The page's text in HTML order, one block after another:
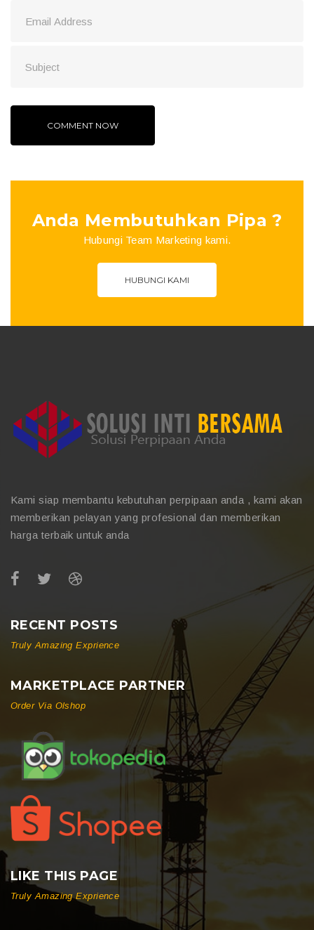
Anda Membutuhkan Pipa ?
Hubungi Team Marketing kami.
HUBUNGI KAMI
Kami siap membantu kebutuhan perpipaan anda , kami akan
memberikan pelayan yang profesional dan memberikan
harga terbaik untuk anda
RECENT POSTS
Truly Amazing Exprience
MARKETPLACE PARTNER
Order Via Olshop
LIKE THIS PAGE
Truly Amazing Exprience